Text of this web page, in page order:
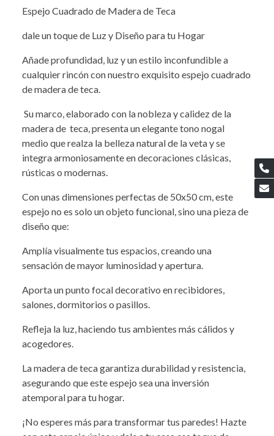
Espejo Cuadrado de Madera de Teca
dale un toque de Luz y Diseño para tu Hogar
Añade profundidad, luz y un estilo inconfundible a
cualquier rincón con nuestro exquisito espejo cuadrado
de madera de teca.
Su marco, elaborado con la nobleza y calidez de la
madera de teca, presenta un elegante tono nogal
medio que realza la belleza natural de la veta y se
integra armoniosamente en decoraciones clásicas,
rústicas o modernas.
Con unas dimensiones perfectas de 50x50 cm, este
espejo no es solo un objeto funcional, sino una pieza de
diseño que:
Amplía visualmente tus espacios, creando una
sensación de mayor luminosidad y apertura.
Aporta un punto focal decorativo en recibidores,
salones, dormitorios o pasillos.
Refleja la luz, haciendo tus ambientes más cálidos y
acogedores.
La madera de teca garantiza durabilidad y resistencia,
asegurando que este espejo sea una inversión
atemporal para tu hogar.
¡No esperes más para transformar tus paredes! Hazte